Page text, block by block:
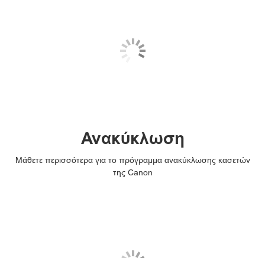
Ανακύκλωση
Μάθετε περισσότερα για το πρόγραμμα ανακύκλωσης κασετών
της Canon